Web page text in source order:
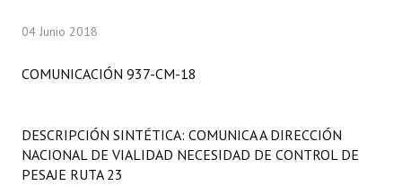
Comisiones Especiales
Programas
04 Junio 2018
COMUNICACIÓN 937-CM-18
DESCRIPCIÓN SINTÉTICA: COMUNICA A DIRECCIÓN
NACIONAL DE VIALIDAD NECESIDAD DE CONTROL DE
PESAJE RUTA 23